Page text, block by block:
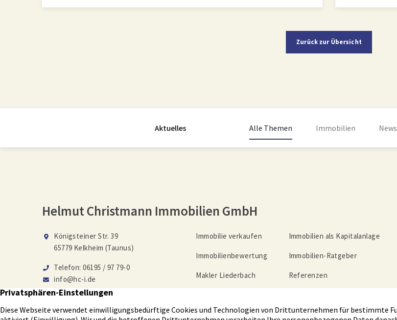
Zurück zur Übersicht
Aktuelles Alle Themen Immobilien News
Helmut Christmann Immobilien GmbH
Königsteiner Str. 39
65779 Kelkheim (Taunus)
Telefon: 06195 / 97 79-0
info@hc-i.de
Auf Facebook folgen
Immobilie verkaufen Immobilien als Kapitalanlage
Immobilienbewertung Immobilien-Ratgeber
Makler Liederbach Referenzen